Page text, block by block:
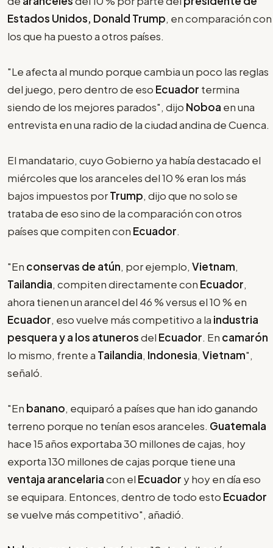
Estados Unidos, Donald Trump, en comparación con
los que ha puesto a otros países.
"Le afecta al mundo porque cambia un poco las reglas
del juego, pero dentro de eso Ecuador termina
siendo de los mejores parados", dijo Noboa en una
entrevista en una radio de la ciudad andina de Cuenca.
El mandatario, cuyo Gobierno ya había destacado el
miércoles que los aranceles del 10 % eran los más
bajos impuestos porTrump, dijo que no solo se
trataba de eso sino de la comparación con otros
países que compiten con Ecuador.
"En conservas de atún, por ejemplo, Vietnam,
Tailandia, compiten directamente con Ecuador,
ahora tienen un arancel del 46 % versus el 10 % en
Ecuador, eso vuelve más competitivo a la industria
pesquera y a los atunerosdel Ecuador. En camarón
lo mismo, frente a Tailandia, Indonesia, Vietnam",
señaló.
"En banano, equiparó a países que han ido ganando
terreno porque no tenían esos aranceles. Guatemala
hace 15 años exportaba 30 millones de cajas, hoy
exporta 130 millones de cajas porque tiene una
ventaja arancelariacon el Ecuador y hoy en día eso
se equipara. Entonces, dentro de todo esto Ecuador
se vuelve más competitivo", añadió.